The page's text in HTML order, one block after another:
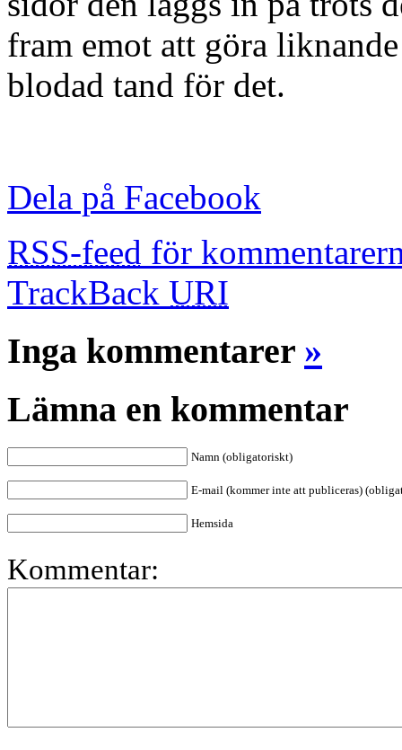
fram emot att göra
blodad tand för det.
Dela på Facebook
RSS-feed för
TrackBack URI
Inga kommentarer »
Lämna en kommentar
Namn (obligatoriskt)
E-mail (kommer inte att publiceras)
Hemsida
Kommentar: